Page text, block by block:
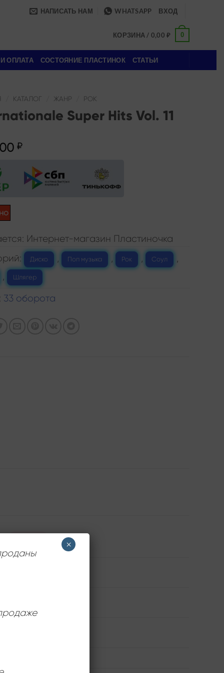
НАПИСАТЬ НАМ WHATSAPP ВХОД
КОРЗИНА / 0,00₽ 0
ОПЛАТА СОСТОЯНИЕ ПЛАСТИНОК СТАТЬИ
КАТАЛОГ ЖАНР РОК
Super Hits Vol. 11
₽
Интернет-магазин Пластиночка
Диско , Поп музыка , Рок , Соул
,
,
Шлягер
33 оборота
×